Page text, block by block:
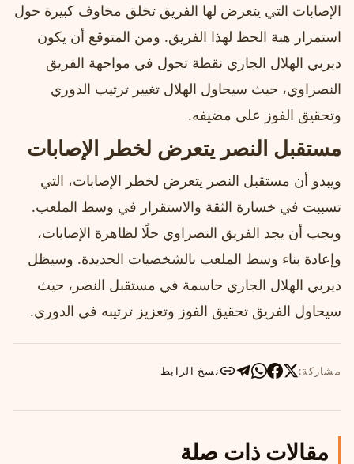
الإصابات التي يتعرض لها الفريق تخلق مخاوف كبيرة حول
استمرار هبة الحظ لهذا الفريق. ومن المتوقع أن يكون
ديربي الهلال الجاري نقطة تحول في مواجهة الفريق
النصراوي، حيث سيحاول الهلال تغيير ترتيب الدوري
وتحقيق الفوز على مضيفه.
مستقبل النصر يتعرض لخطر الإصابات
ويبدو أن مستقبل النصر يتعرض لخطر الإصابات، التي
تسببت في خسارة الثقة والاستقرار في وسط الملعب.
ويجب أن يجد الفريق النصراوي حلًا لظاهرة الإصابات،
وإعادة بناء وسط الملعب بالشخصيات الجديدة. وسيظل
ديربي الهلال الجاري حاسمة في مستقبل النصر، حيث
سيحاول الفريق تحقيق الفوز وتعزيز ترتيبه في الدوري.
مشاركة: نسخ الرابط
مقالات ذات صلة